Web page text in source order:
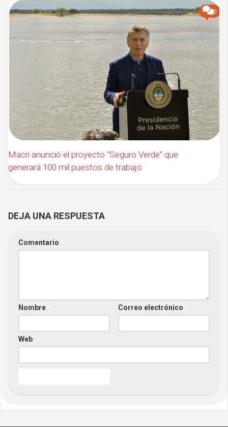
0
Macri anunció el proyecto “Seguro Verde” que
generará 100 mil puestos de trabajo
DEJA UNA RESPUESTA
Comentario
Nombre Correo electrónico
Web